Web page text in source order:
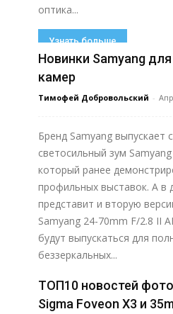
оптика...
Узнать больше
Новинки Samyang
камер
Тимофей Добровольский -
Бренд Samyang выпускает
светосильный зум
который ранее
профильных выставок. А в
представит и вторую
Samyang 24-70mm F/2.8 II
будут выпускаться для
беззеркальных...
Узнать больше
ТОП10 новостей
Sigma Foveon X3 и